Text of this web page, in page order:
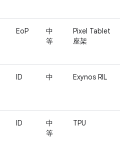
EoP
中
等
Pixel Tablet
座架
ID 中 Exynos RIL
ID
中
等
TPU